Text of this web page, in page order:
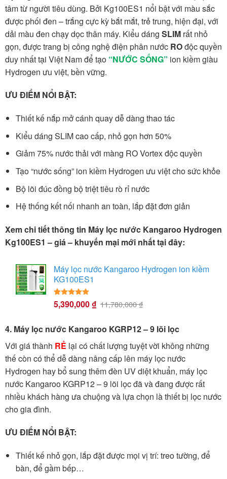
tâm từ người tiêu dùng. Bởi Kg100ES1 nổi bật với màu sắc
được phối đen – trắng cực kỳ bắt mắt, trẻ trung, hiện đại, với
dải màu đen chạy dọc thân máy. Kiểu dáng SLIM rất nhỏ
gọn, được trang bị công nghệ điện phân nước ROđộc quyền
duy nhất tại Việt Nam để tạo “NƯỚC SỐNG” ion kiềm giàu
Hydrogen ưu việt, bền vững.
ƯU ĐIỂM NỔI BẬT:
Thiết kế nắp mở cánh quay dễ dàng thao tác
Kiểu dáng SLIM cao cấp, nhỏ gọn hơn 50%
Giảm 75% nước thải với màng RO Vortex độc quyền
Tạo “nước sống” ion kiềm Hydrogen ưu việt cho sức khỏe
Bộ lõi đúc đồng bộ triệt tiêu rò rỉ nước
Hệ thống kết nối nhanh an toàn, lắp đặt đơn giản
Xem chi tiết thông tin Máy lọc nước Kangaroo Hydrogen
Kg100ES1 – giá – khuyến mại mới nhất tại đây:
Máy lọc nước Kangaroo Hydrogen ion kiềm
KG100ES1
5.00trên 5
dựa trên
23
5,390,000 ₫ 11,780,000₫
4. Máy lọc nước Kangaroo KGRP12 – 9 lõi lọc
Với giá thành RẺ lại có chất lượng tuyệt vời không những
thế còn có thể dễ dàng nâng cấp lên máy lọc nước
Hydrogen hay bổ sung thêm đèn UV diệt khuẩn, máy lọc
nước Kangaroo KGRP12 – 9 lõi lọc đã và đang được rất
nhiều khách hàng ưa chuộng và lựa chọn là thiết bị lọc nước
cho gia đình.
ƯU ĐIỂM NỔI BẬT:
Thiết kế nhỏ gọn, lắp đặt được mọi vị trí: treo tường, để
bàn, để gầm bếp…